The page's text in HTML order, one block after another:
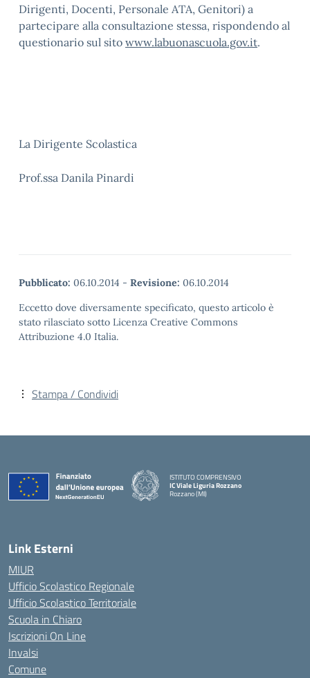
Dirigenti, Docenti, Personale ATA, Genitori) a
partecipare alla consultazione stessa, rispondendo al
questionario sul sito www.labuonascuola.gov.it.
La Dirigente Scolastica
Prof.ssa Danila Pinardi
Pubblicato: 06.10.2014 - Revisione: 06.10.2014
Eccetto dove diversamente specificato, questo articolo è
stato rilasciato sotto Licenza Creative Commons
Attribuzione 4.0 Italia.
Stampa / Condividi
ISTITUTO COMPRENSIVO
IC Viale Liguria Rozzano
Rozzano (MI)
Link Esterni
MIUR
Ufficio Scolastico Regionale
Ufficio Scolastico Territoriale
Scuola in Chiaro
Iscrizioni On Line
Invalsi
Comune